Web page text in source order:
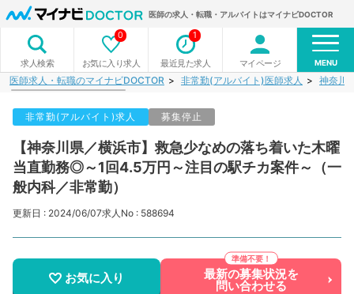
医師の求人・転職・アルバイトはマイナビDOCTOR
求人検索 お気に入り求人
0
最近見た求人
1
マイページ MENU
医師求人・転職のマイナビDOCTOR 非常勤(アルバイト)医師求人 神奈川
非常勤(アルバイト)求人 募集停止
【神奈川県／横浜市】救急少なめの落ち着いた木曜
当直勤務◎～1回4.5万円～注目の駅チカ案件～（一
般内科／非常勤）
更新日 : 2024/06/07求人No : 588694
お気に入り 最新の募集状況を
問い合わせる